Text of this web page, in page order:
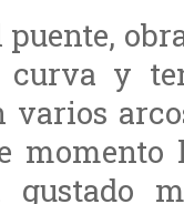
puente,
curva y
varios
momento